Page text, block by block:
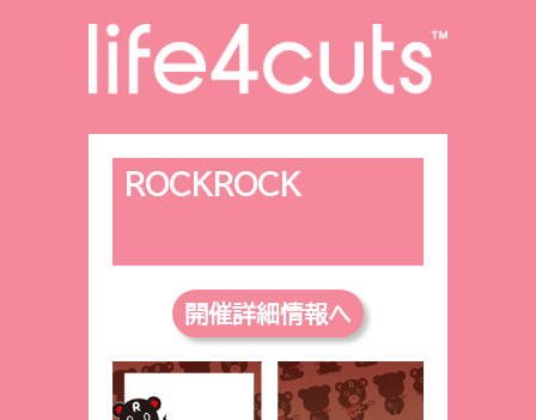
ROCKROCK
開催詳細情報へ